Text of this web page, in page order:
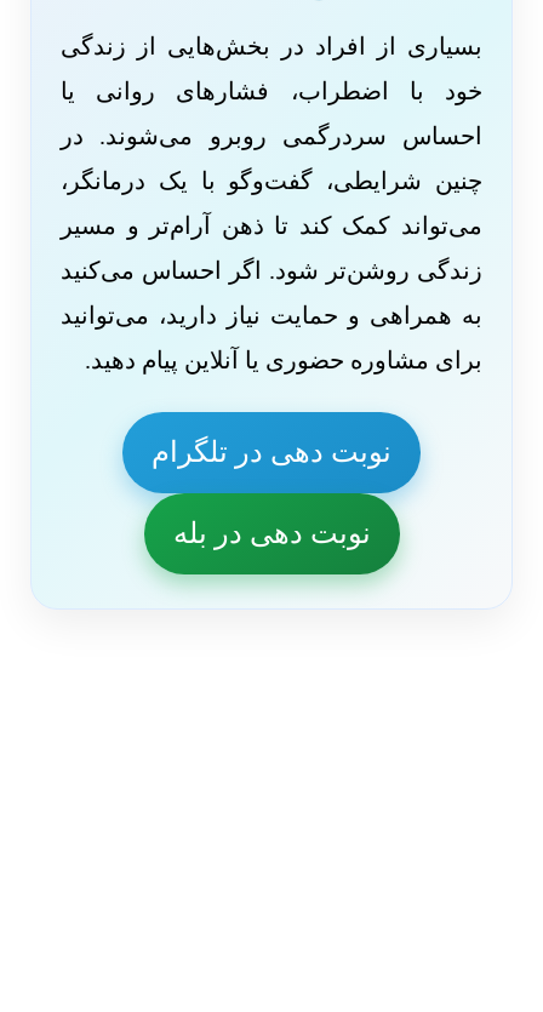
بسیاری از افراد در بخش‌هایی از زندگی
خود با اضطراب، فشارهای روانی یا
احساس سردرگمی روبرو می‌شوند. در
چنین شرایطی، گفت‌وگو با یک درمانگر،
می‌تواند کمک کند تا ذهن آرام‌تر و مسیر
زندگی روشن‌تر شود. اگر احساس می‌کنید
به همراهی و حمایت نیاز دارید، می‌توانید
برای مشاوره حضوری یا آنلاین پیام دهید.
نوبت دهی در تلگرام
نوبت دهی در بله